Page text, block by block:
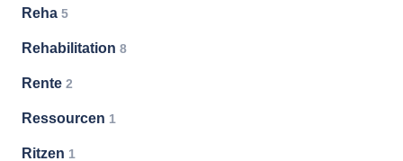
Reha 5
Rehabilitation 8
Rente 2
Ressourcen 1
Ritzen 1